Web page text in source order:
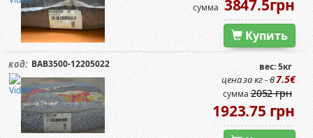
сумма 3847.5грн
Купить
код: BAB3500-12205022 вес: 5кг
цена за кг -87.5€
сумма2052 грн
1923.75 грн